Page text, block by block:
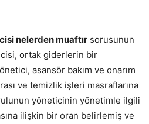
nelerden muaftır sorusunun
ortak giderlerin bir
asansör bakım ve onarım
ve temizlik işleri masraflarına
yöneticinin yönetimle ilgili
ilişkin bir oran belirlemiş ve